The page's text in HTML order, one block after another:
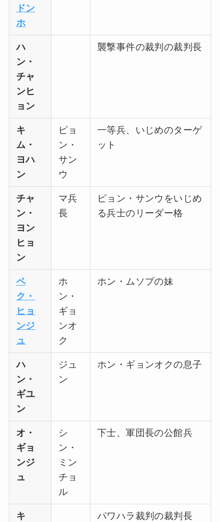
ドン
ホ
ハ
ン・
チャ
ンヒ
ョン
襲撃事件の裁判の裁判長
キ
ム・
ヨハ
ン
ピョ
ン・
サン
ウ
一等兵、いじめのターゲ
ット
チャ
ン・
ヨン
ヒョ
ン
マ兵
長
ピョン・サンウをいじめ
る兵士のリーダー格
ペ
ク・
ヒョ
ンジ
ュ
ホ
ン・
ギョ
ンオ
ク
ホン・ムソプの妹
ハ
ン・
ギユ
ン
ジュ
ン
ホン・ギョンオクの息子
オ・
ギョ
ンジ
ュ
シ
ン・
ミン
チョ
ル
下士、軍団長の公館兵
キ パワハラ裁判の裁判長